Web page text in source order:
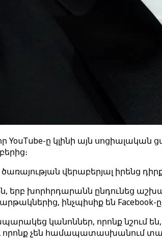
ը կլինի այն
վերաբերյալ իրենց
երբ խորհրդարանն ընդունեց
ինչպիսիք են Facebook-ը,
կանոններ, որոնք նշում
որոնք չեն համապատասխանում